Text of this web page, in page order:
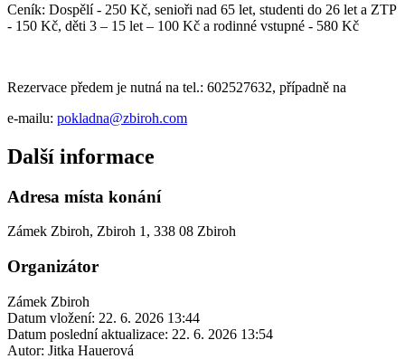
Ceník: Dospělí - 250 Kč, senioři nad 65 let, studenti do 26 let a ZTP
- 150 Kč, děti 3 – 15 let – 100 Kč a rodinné vstupné - 580 Kč
Rezervace předem je nutná na tel.: 602527632, případně na
e-mailu: pokladna@zbiroh.com
Další informace
Adresa místa konání
Zámek Zbiroh, Zbiroh 1, 338 08 Zbiroh
Organizátor
Zámek Zbiroh
Datum vložení: 22. 6. 2026 13:44
Datum poslední aktualizace: 22. 6. 2026 13:54
Autor: Jitka Hauerová